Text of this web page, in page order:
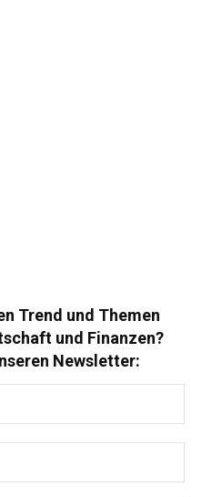
Trend und Themen
und Finanzen?
Newsletter: